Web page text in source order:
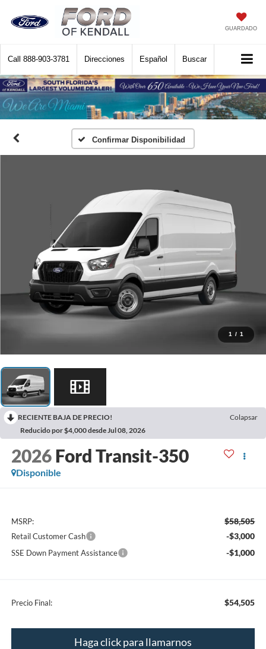
GUARDADO
Call 888-903-3781 Direcciones Español Buscar
Confirmar Disponibilidad
1 / 1
RECIENTE BAJA DE PRECIO!
Colapsar
Reducido por $4,000 desde Jul 08, 2026
2026 Ford Transit-350
Disponible
MSRP: $58,505
Retail Customer Cash -$3,000
SSE Down Payment Assistance -$1,000
Precio Final: $54,505
Haga click para llamarnos